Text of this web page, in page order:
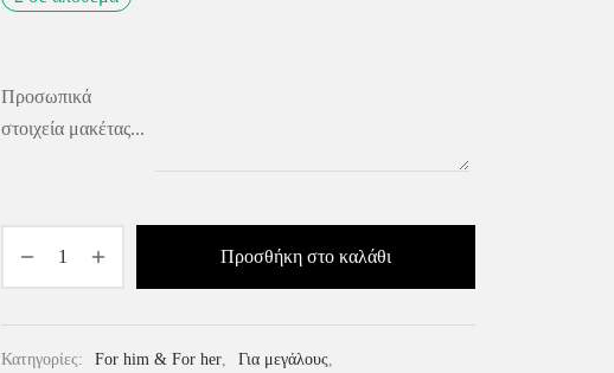
Προσωπικά
στοιχεία μακέτας...
Προσθήκη στο καλάθι
Κατηγορίες: For him & For her, Για μεγάλους,